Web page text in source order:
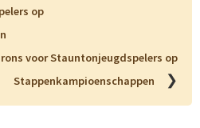
op
voor Stauntonjeugdspelers op
Stappenkampioenschappen
❯